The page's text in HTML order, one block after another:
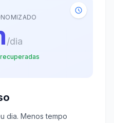
/dia
dia. Menos tempo